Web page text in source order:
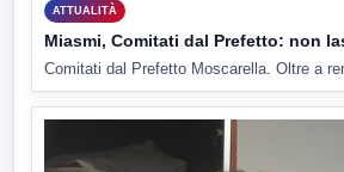
ATTUALITÀ
Miasmi, Comitati dal Prefetto: non
Comitati dal Prefetto Moscarella. Oltre a